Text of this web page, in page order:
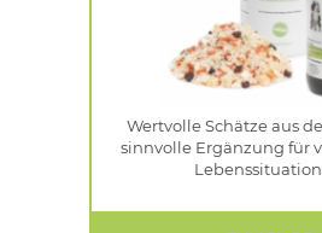
Wertvolle Schätze aus
sinnvolle Ergänzung für